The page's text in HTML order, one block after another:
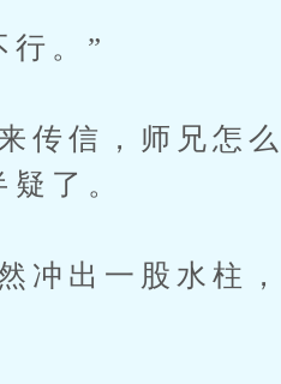
。”
传信，师兄怎么
了。
出一股水柱，